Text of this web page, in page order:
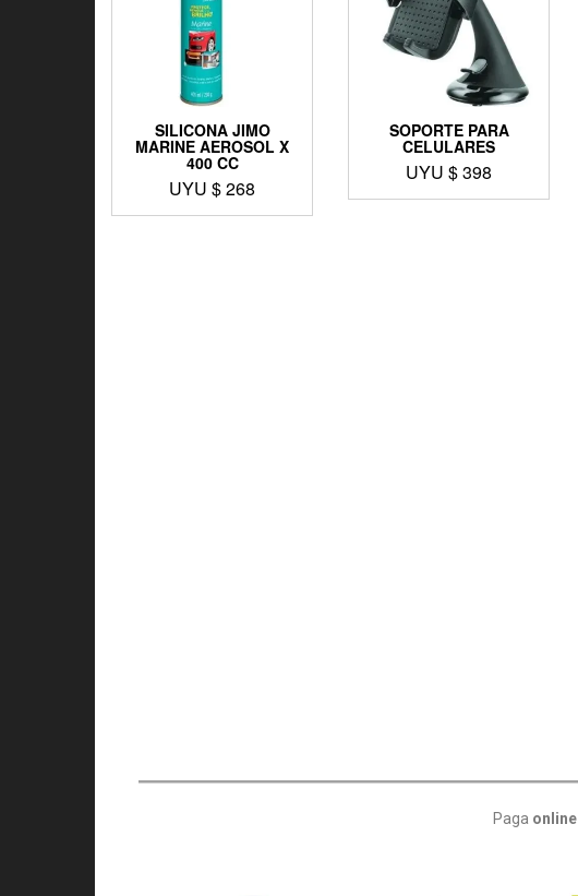
SILICONA JIMO
MARINE AEROSOL X
400 CC
UYU $268
SOPORTE PARA
CELULARES
UYU $398
Paga online